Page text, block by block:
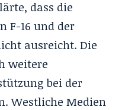
dass die
F-16 und der
ausreicht. Die
weitere
bei der
Westliche Medien